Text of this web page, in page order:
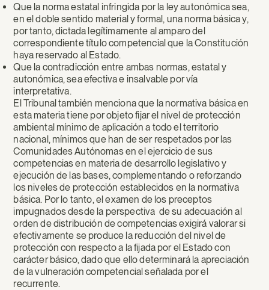
Que la norma estatal infringida por la ley autonómica sea,
en el doble sentido material y formal, una norma básica y,
por tanto, dictada legítimamente al amparo del
correspondiente título competencial que la Constitución
haya reservado al Estado.
Que la contradicción entre ambas normas, estatal y
autonómica, sea efectiva e insalvable por vía
interpretativa.
El Tribunal también menciona que la normativa básica en
esta materia tiene por objeto fijar el nivel de protección
ambiental mínimo de aplicación a todo el territorio
nacional, mínimos que han de ser respetados por las
Comunidades Autónomas en el ejercicio de sus
competencias en materia de desarrollo legislativo y
ejecución de las bases, complementando o reforzando
los niveles de protección establecidos en la normativa
básica. Por lo tanto, el examen de los preceptos
impugnados desde la perspectiva de su adecuación al
orden de distribución de competencias exigirá valorar si
efectivamente se produce la reducción del nivel de
protección con respecto a la fijada por el Estado con
carácter básico, dado que ello determinará la apreciación
de la vulneración competencial señalada por el
recurrente.